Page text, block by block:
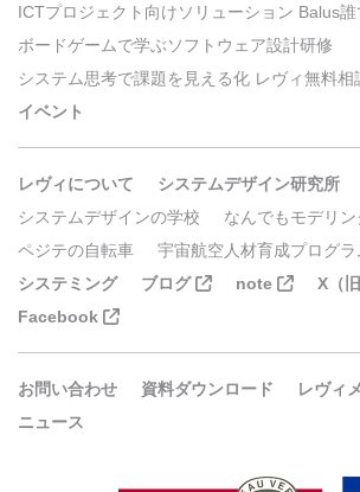
ICTプロジェクト向けソリューション Balus
ボードゲームで学ぶソフトウェア設計研修
システム思考で課題を見える化 レヴィ無料相
イベント
レヴィについて
システムデザイン研究所
システムデザインの学校
なんでもモデリン
ペジテの自転車
宇宙航空人材育成プログ
システミング
ブログ note
X（
Facebook
お問い合わせ 資料ダウンロード
レヴィ
ニュース